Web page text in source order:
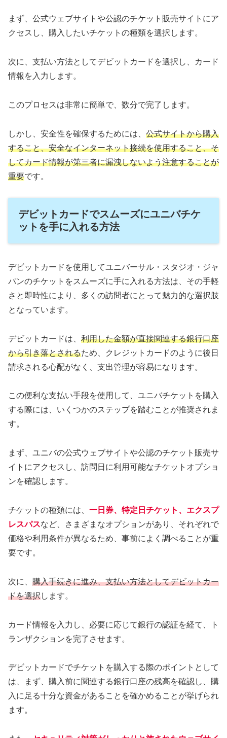
まず、公式ウェブサイトや公認のチケット販売サイトにア
クセスし、購入したいチケットの種類を選択します。
次に、支払い方法としてデビットカードを選択し、カード
情報を入力します。
このプロセスは非常に簡単で、数分で完了します。
しかし、安全性を確保するためには、 公式サイトから購入
すること、安全なインターネット接続を使用すること、そ
してカード情報が第三者に漏洩しないよう注意することが
重要です。
デビットカードでスムーズにユニバチケ
ットを手に入れる方法
デビットカードを使用してユニバーサル・スタジオ・ジャ
パンのチケットをスムーズに手に入れる方法は、その手軽
さと即時性により、多くの訪問者にとって魅力的な選択肢
となっています。
デビットカードは、 利用した金額が直接関連する銀行口座
から引き落とされるため、クレジットカードのように後日
請求される心配がなく、支出管理が容易になります。
この便利な支払い手段を使用して、ユニバチケットを購入
する際には、いくつかのステップを踏むことが推奨されま
す。
まず、ユニバの公式ウェブサイトや公認のチケット販売サ
イトにアクセスし、訪問日に利用可能なチケットオプショ
ンを確認します。
チケットの種類には、 一日券、特定日チケット、エクスプ
レスパスなど、さまざまなオプションがあり、それぞれで
価格や利用条件が異なるため、事前によく調べることが重
要です。
次に、 購入手続きに進み、支払い方法としてデビットカー
ドを選択します。
カード情報を入力し、必要に応じて銀行の認証を経て、ト
ランザクションを完了させます。
デビットカードでチケットを購入する際のポイントとして
は、まず、購入前に関連する銀行口座の残高を確認し、購
入に足る十分な資金があることを確かめることが挙げられ
ます。